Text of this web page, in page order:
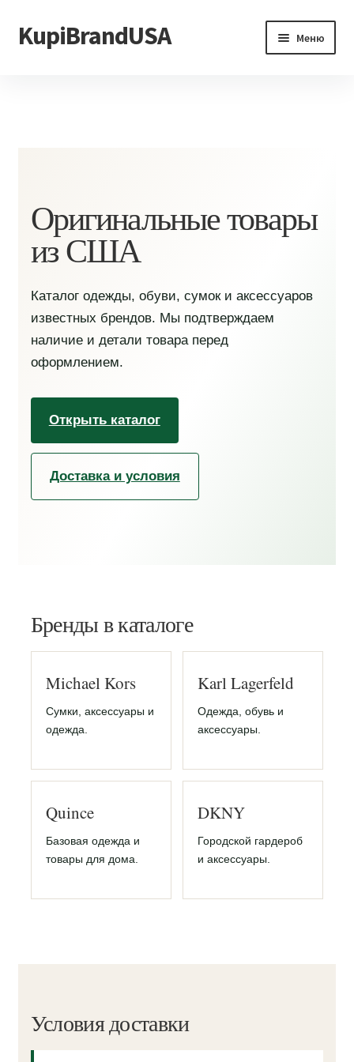
Перейти
к
Перейти
к
KupiBrandUSA Меню
Оригинальные товары
из США
Каталог одежды, обуви, сумок и аксессуаров
известных брендов. Мы подтверждаем
наличие и детали товара перед
оформлением.
Открыть каталог
Доставка и условия
Бренды в каталоге
Michael Kors
Сумки, аксессуары и
одежда.
Karl Lagerfeld
Одежда, обувь и
аксессуары.
Quince
Базовая одежда и
товары для дома.
DKNY
Городской гардероб
и аксессуары.
Условия доставки